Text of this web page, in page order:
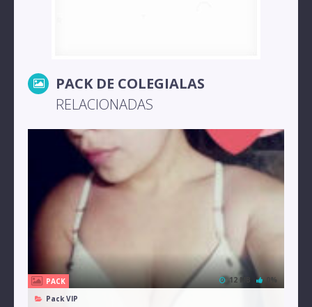
PACK DE COLEGIALAS
RELACIONADAS
PACK
Pack VIP
12 MB 0%